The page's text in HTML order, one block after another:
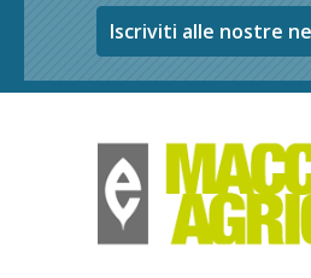
Iscriviti alle nostre